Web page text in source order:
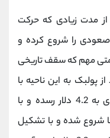
مدت زیادی که حرکت
0.7 دلار رالی صعودی را شروع کرده و
مهم که سقف تاریخی
از پولبک به این ناحیه با
تشکیل الگوی مثلث کلاسیک صعودی به 4.2 دلار رسده و با
شروع شده و با تشکیل